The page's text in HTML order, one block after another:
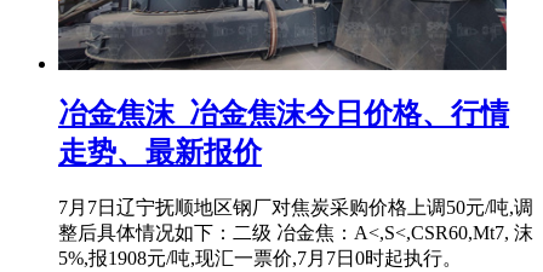
冶金焦沫_冶金焦沫今日价格、行情
走势、最新报价
7月7日辽宁抚顺地区钢厂对焦炭采购价格上调50元/吨,调
整后具体情况如下：二级 冶金焦：A<,S<,CSR60,Mt7, 沫
5%,报1908元/吨,现汇一票价,7月7日0时起执行。